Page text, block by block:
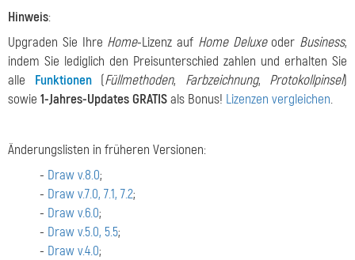
Hinweis:
Upgraden Sie Ihre Home-Lizenz auf Home Deluxeoder Business,
indem Sie lediglich den Preisunterschied zahlen und erhalten Sie
alle Funktionen(Füllmethoden, Farbzeichnung, Protokollpinsel)
sowie 1-Jahres-Updates GRATISals Bonus! Lizenzen vergleichen.
Änderungslisten in früheren Versionen:
- Draw v.8.0;
- Draw v.7.0, 7.1, 7.2;
- Draw v.6.0;
- Draw v.5.0, 5.5;
- Draw v.4.0;